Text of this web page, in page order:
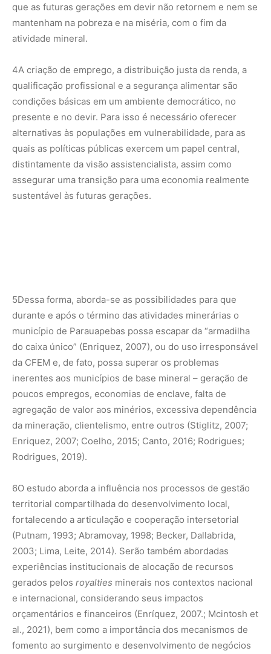
que as futuras gerações em devir não retornem e nem se
mantenham na pobreza e na miséria, com o fim da
atividade mineral.
4A criação de emprego, a distribuição justa da renda, a
qualificação profissional e a segurança alimentar são
condições básicas em um ambiente democrático, no
presente e no devir. Para isso é necessário oferecer
alternativas às populações em vulnerabilidade, para as
quais as políticas públicas exercem um papel central,
distintamente da visão assistencialista, assim como
assegurar uma transição para uma economia realmente
sustentável às futuras gerações.
5Dessa forma, aborda-se as possibilidades para que
durante e após o término das atividades minerárias o
município de Parauapebas possa escapar da “armadilha
do caixa único” (Enriquez, 2007), ou do uso irresponsável
da CFEM e, de fato, possa superar os problemas
inerentes aos municípios de base mineral – geração de
poucos empregos, economias de enclave, falta de
agregação de valor aos minérios, excessiva dependência
da mineração, clientelismo, entre outros (Stiglitz, 2007;
Enriquez, 2007; Coelho, 2015; Canto, 2016; Rodrigues;
Rodrigues, 2019).
6O estudo aborda a influência nos processos de gestão
territorial compartilhada do desenvolvimento local,
fortalecendo a articulação e cooperação intersetorial
(Putnam, 1993; Abramovay, 1998; Becker, Dallabrida,
2003; Lima, Leite, 2014). Serão também abordadas
experiências institucionais de alocação de recursos
gerados pelos royalties minerais nos contextos nacional
e internacional, considerando seus impactos
orçamentários e financeiros (Enríquez, 2007.; Mcintosh et
al., 2021), bem como a importância dos mecanismos de
fomento ao surgimento e desenvolvimento de negócios